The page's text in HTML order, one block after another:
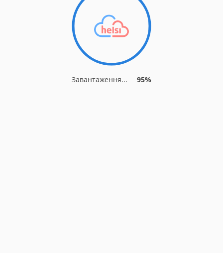
Завантаження... 95%